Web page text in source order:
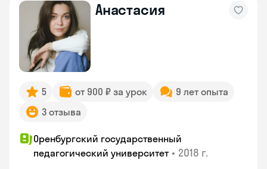
Анастасия
5 от 900 ₽ за урок
9 лет опыта
3 отзыва
Оренбургский государственный
педагогический университет • 2018 г.